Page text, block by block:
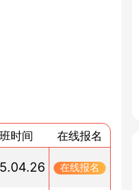
点
？
时间 在线报名
在线报名